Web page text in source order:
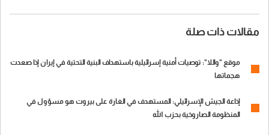
مقالات ذات صلة
موقع "واللا": توصيات أمنية إسرائيلية باستهداف البنية التحتية في إيران إذا صعدت
هجماتها
إذاعة الجيش الإسرائيلي: المستهدف في الغارة على بيروت هو مسؤول في
المنظومة الصاروخية بحزب الله